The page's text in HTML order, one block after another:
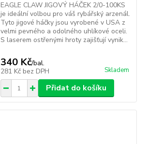
EAGLE CLAW JIGOVÝ HÁČEK 2/0-100KS
je ideální volbou pro váš rybářský arzenál.
Tyto jigové háčky jsou vyrobené v USA z
velmi pevného a odolného uhlíkové oceli.
S laserem ostřenými hroty zajišťují vynik...
340 Kč/bal.
281 Kč bez DPH Skladem
Přidat do košíku